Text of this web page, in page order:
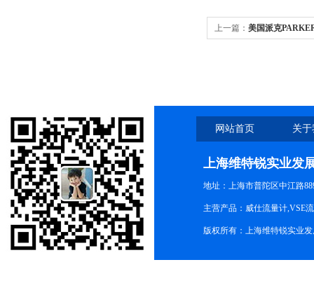
上一篇： 美国派克
网站首页 关
上海维特锐实业发
地址：上海市普陀区中江路
主营产品：威仕流量计,VSE
版权所有：上海维特锐实业